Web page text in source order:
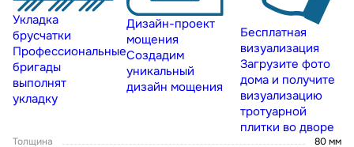
Укладка
брусчатки
Профессиональные
бригады
выполнят
укладку
Дизайн-проект
мощения
Создадим
уникальный
дизайн мощения
Бесплатная
визуализация
Загрузите фото
дома и получите
визуализацию
тротуарной
плитки во дворе
Толщина
80 мм